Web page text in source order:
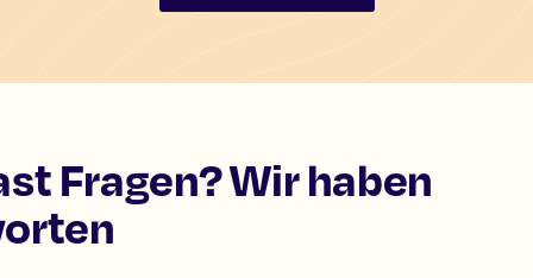
Fragen? Wir haben